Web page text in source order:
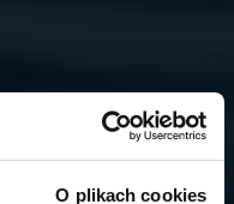
O plikach cookies